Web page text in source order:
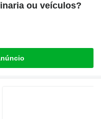
ou veículos?